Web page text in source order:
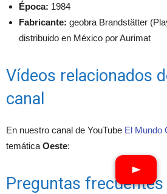
Época: 1984
Fabricante: geobra Brandstätter
distribuido en México por Aurimat
Vídeos relacionados
canal
En nuestro canal de YouTube El Mundo
temática Oeste:
Preguntas frecuentes